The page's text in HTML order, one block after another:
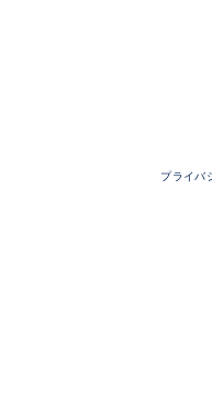
プライバ